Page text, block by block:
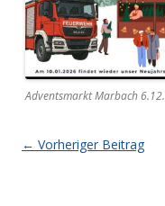
Adventsmarkt Marbach 6.12.
Artikel-Navigation
← Vorheriger Beitrag